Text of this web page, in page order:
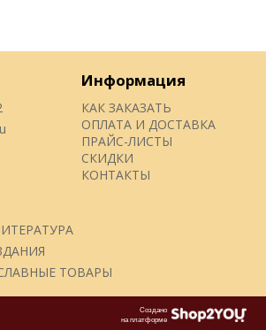
Информация
КАК ЗАКАЗАТЬ
ОПЛАТА И ДОСТАВКА
ПРАЙС-ЛИСТЫ
СКИДКИ
КОНТАКТЫ
ТОВАРЫ
Создано
на платформе